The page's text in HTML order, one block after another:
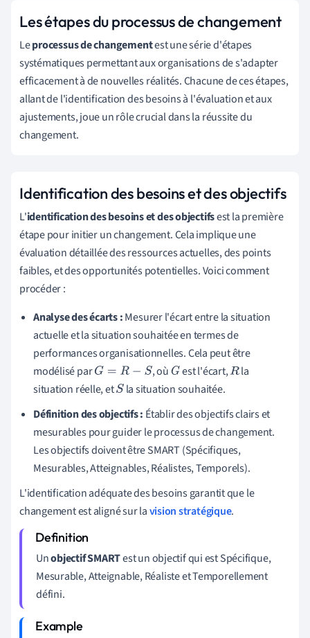
Les étapes du processus de changement
Leprocessus de changementest une série d'étapes
systématiques permettant aux organisations de s'adapter
efficacement à de nouvelles réalités. Chacune de ces étapes,
allant de l'identification des besoins à l'évaluation et aux
ajustements, joue un rôle crucial dans la réussite du
changement.
Identification des besoins et des objectifs
L'identification des besoins et des objectifsest la première
étape pour initier un changement. Cela implique une
évaluation détaillée des ressources actuelles, des points
faibles, et des opportunités potentielles. Voici comment
procéder :
Analyse des écarts :Mesurer l'écart entre la situation
actuelle et la situation souhaitée en termes de
performances organisationnelles. Cela peut être
modélisé parG= R− S , oùG est l'écart,R la
situation réelle, etSla situation souhaitée.
Définition des objectifs : Établir des objectifs clairs et
mesurables pour guider le processus de changement.
Les objectifs doivent être SMART (Spécifiques,
Mesurables, Atteignables, Réalistes, Temporels).
L'identification adéquate des besoins garantit que le
changement est aligné sur lavision stratégique.
Unobjectif SMARTest un objectif qui est Spécifique,
Mesurable, Atteignable, Réaliste et Temporellement
défini.